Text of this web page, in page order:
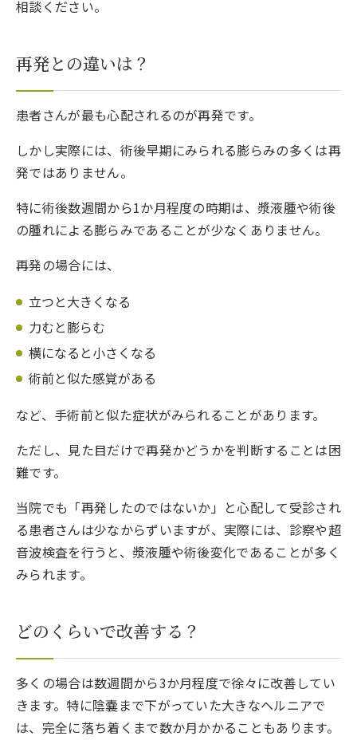
相談ください。
再発との違いは？
患者さんが最も心配されるのが再発です。
しかし実際には、術後早期にみられる膨らみの多くは再
発ではありません。
特に術後数週間から1か月程度の時期は、漿液腫や術後
の腫れによる膨らみであることが少なくありません。
再発の場合には、
立つと大きくなる
力むと膨らむ
横になると小さくなる
術前と似た感覚がある
など、手術前と似た症状がみられることがあります。
ただし、見た目だけで再発かどうかを判断することは困
難です。
当院でも「再発したのではないか」と心配して受診され
る患者さんは少なからずいますが、実際には、診察や超
音波検査を行うと、漿液腫や術後変化であることが多く
みられます。
どのくらいで改善する？
多くの場合は数週間から3か月程度で徐々に改善してい
きます。特に陰嚢まで下がっていた大きなヘルニアで
は、完全に落ち着くまで数か月かかることもあります。